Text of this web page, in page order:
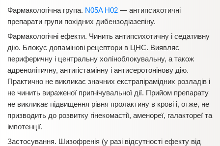
Фармакологічна група. N05A H02 — антипсихотичні
препарати групи похідних дибензодіазепіну.
Фармакологічні ефекти. Чинить антипсихотичну і седативну
дію. Блокує допамінові рецептори в ЦНС. Виявляє
периферичну і центральну холіноблокувальну, а також
адренолітичну, антигістамінну і антисеротонінову дію.
Практично не викликає значних екстрапірамідних розладів і
не чинить вираженої пригнічувальної дії. Прийом препарату
не викликає підвищення рівня пролактину в крові і, отже, не
призводить до розвитку гінекомастії, аменореї, галактореї та
імпотенції.
Застосування. Шизофренія (у разі відсутності ефекту від